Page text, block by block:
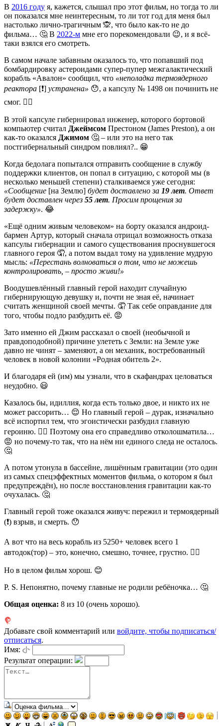
В 2016 году я, кажется, слышал про этот фильм, но тогда то ли
он показался мне неинтересным, то ли тот год для меня был
настолько лично-трагичным 🙊, что было как-то не до
фильма… 🤔 В 2022-м мне его порекомендовали 😉, и я всё-
таки взялся его смотреть.
В самом начале забавным оказалось то, что попавший под
бомбардировку астероидами супер-пупер межгалактический
корабль «Авалон» сообщил, что «неполадка термоядерного
реактора [❗️] устранена» 😯, а капсулу № 1498 он починить не
смог. 🤦‍♂️
В этой капсуле гибернировал инженер, которого бортовой
компьютер считал Джеймсом Престоном (James Preston), а он
как-то оказался Джимом 🤔 – или это на него так
постгибернальный синдром повлиял?.. 😁
Когда бедолага попытался отправить сообщение в службу
поддержки клиентов, он попал в ситуацию, с которой мы (в
несколько меньшей степени) сталкиваемся уже сегодня:
«Сообщение [на Землю] будет доставлено за 19 лет. Ответ
будет доставлен через 55 лет. Просим прощения за
задержку». 😂
«Ещё одним живым человеком» на борту оказался андроид-
бармен Артур, который сначала отрицал возможность отказа
капсулы гибернации и самого существования проснувшегося
главного героя 🤦, а потом выдал тому на удивление мудрую
мысль: «Перестань волноваться о том, что не можешь
контролировать, – просто живи!»
Воодушевлённый главный герой находит случайную
гибернирующую девушку и, почти не зная её, начинает
считать женщиной своей мечты. 🤦 Так себе оправдание для
того, чтобы подло разбудить её. 😡
Зато именно ей Джим рассказал о своей (необычной и
правдоподобной) причине улететь с Земли: на Земле уже
давно не чинят – заменяют, а он механик, востребованный
человек в новой колонии «Родная обитель 2».
И благодаря ей (им) мы узнали, что в скафандрах целоваться
неудобно. 😃
Казалось бы, идиллия, когда есть только двое, и никто их не
может рассорить… 😌 Но главный герой – дурак, изначально
всё испортил тем, что эгоистически разбудил главную
героиню. 🤦‍♂️ Поэтому она его справедливо отколошматила…
😡 но почему-то так, что на нём ни единого следа не осталось.
🤔
А потом утонула в бассейне, лишённым гравитации (это один
из самых спецэффектных моментов фильма, о котором я был
предупреждён), но после восстановления гравитации как-то
очухалась. 🤔
Главный герой тоже оказался живуч: пережил и термоядерный
(❗️) взрыв, и смерть. 😯
А вот что на весь корабль из 5250+ человек всего 1
автодок(тор) – это, конечно, смешно, точнее, грустно. 🤦‍♂️
Но в целом фильм хорош. 😊
P. S. Непонятно, почему главные не родили ребёночка… 🤔
Общая оценка: 8 из 10 (очень хорошо).
Добавьте свой комментарий или войдите, чтобы подписаться/
отписаться.
Имя:
Результат операции: